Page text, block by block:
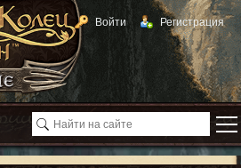
Войти Регистрация